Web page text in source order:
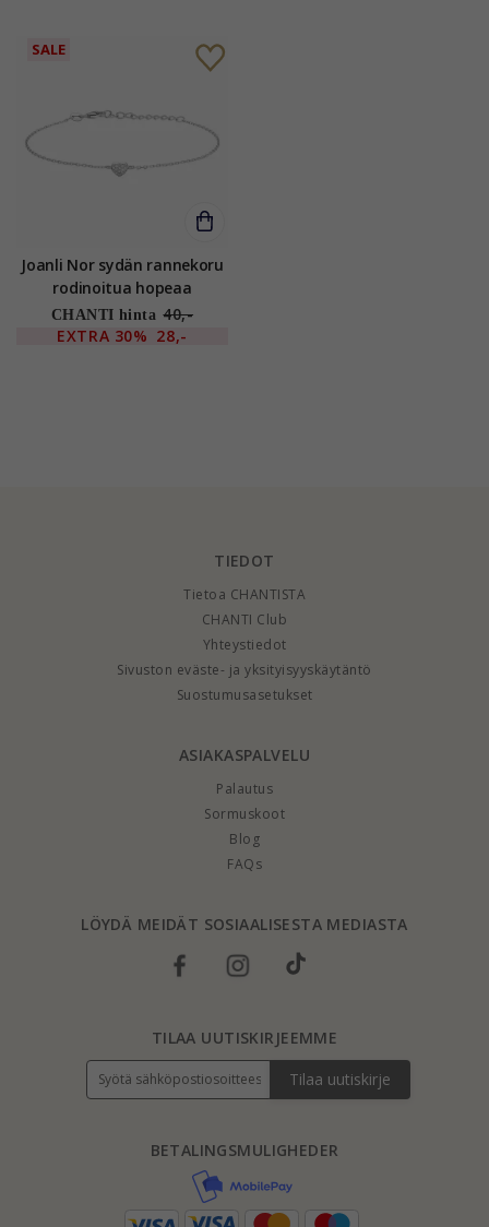
SALE
Joanli Nor sydän rannekoru
rodinoitua hopeaa
valkoinen zirkoni
CHANTI hinta 40,-
EXTRA 30% 28,-
TIEDOT
Tietoa CHANTISTA
CHANTI Club
Yhteystiedot
Sivuston eväste- ja yksityisyyskäytäntö
Suostumusasetukset
ASIAKASPALVELU
Palautus
Sormuskoot
Blog
FAQs
LÖYDÄ MEIDÄT SOSIAALISESTA MEDIASTA
BETALINGSMULIGHEDER
TILAA UUTISKIRJEEMME
Tilaa uutiskirje